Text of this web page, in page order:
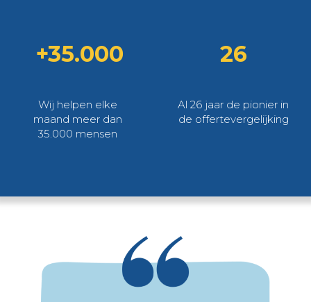
+35.000
Wij helpen elke
maand meer dan
35.000 mensen
26
Al 26 jaar de pionier in
de offertevergelijking